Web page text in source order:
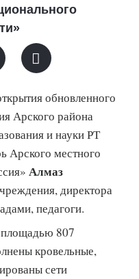
обновленного
Арского района
и науки РТ
Арского местного
Алмаз
директора
педагоги.
807
кровельные,
сети